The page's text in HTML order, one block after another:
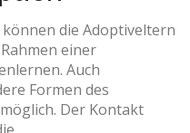
die Adoptiveltern
einer
Auch
Formen des
Der Kontakt